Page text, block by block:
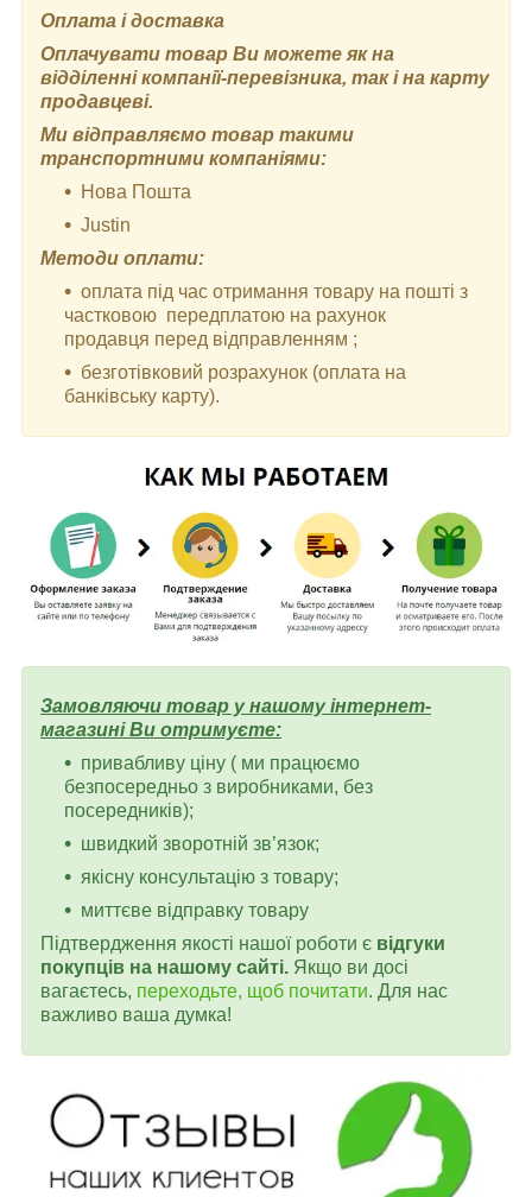
Оплата і доставка
Оплачувати товар Ви можете як на
відділенні компанії-перевізника, так і на карту
продавцеві.
Ми відправляємо товар такими
транспортними компаніями:
Нова Пошта
Justin
Методи оплати:
оплата під час отримання товару на пошті з
частковою передплатою на рахунок
продавця перед відправленням ;
безготівковий розрахунок (оплата на
банківську карту).
Замовляючи товар у нашому інтернет-
магазині Ви отримуєте:
привабливу ціну ( ми працюємо
безпосередньо з виробниками, без
посередників);
швидкий зворотній зв’язок;
якісну консультацію з товару;
миттєве відправку товару
Підтвердження якості нашої роботи є відгуки
покупців на нашому сайті. Якщо ви досі
вагаєтесь, переходьте, щоб почитати. Для нас
важливо ваша думка!